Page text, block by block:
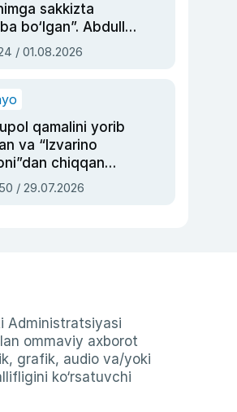
sakkizta
bo‘lgan”. Abdulla
siyosiy
asrab
/ 01.08.2026
qamalini yorib
va “Izvarino
chiqqan
— Ukraina
bosh
/ 29.07.2026
Administratsiyasi
ommaviy axborot
grafik, audio va/yoki
ko‘rsatuvchi